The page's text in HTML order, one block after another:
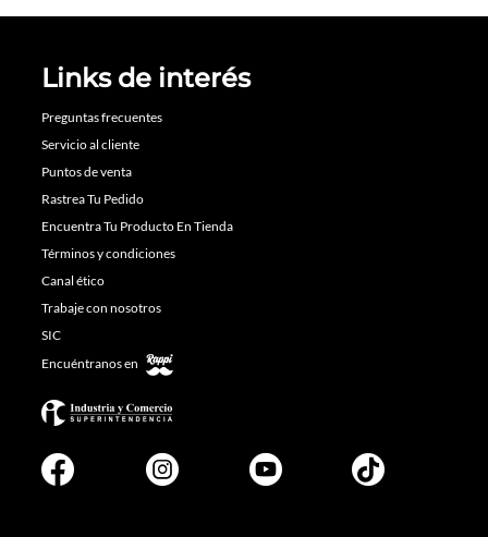
Links de interés
Preguntas frecuentes
Servicio al cliente
Puntos de venta
Rastrea Tu Pedido
Encuentra Tu Producto En Tienda
Términos y condiciones
Canal ético
Trabaje con nosotros
SIC
Encuéntranos en